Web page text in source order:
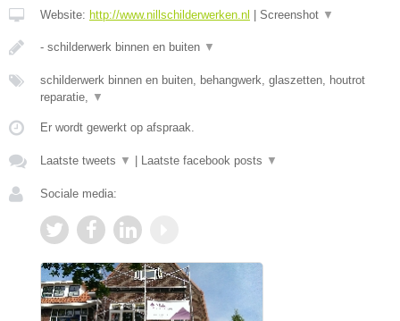
Website: http://www.nillschilderwerken.nl Screenshot ▼
- schilderwerk binnen en buiten ▼
schilderwerk binnen en buiten, behangwerk, glaszetten, houtrot
reparatie, ▼
Er wordt gewerkt op afspraak.
Laatste tweets ▼ Laatste facebook posts ▼
Sociale media: